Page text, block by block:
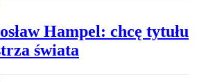
Hampel: chcę tytułu
świata